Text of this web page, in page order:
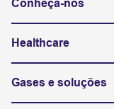
Conheça-nos
Healthcare
Gases e soluções